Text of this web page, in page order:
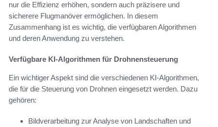
nur die Effizienz erhöhen, sondern auch präzisere und
sicherere Flugmanöver ermöglichen. In diesem
Zusammenhang ist es wichtig, die verfügbaren Algorithmen
und deren Anwendung zu verstehen.
Verfügbare KI-Algorithmen für Drohnensteuerung
Ein wichtiger Aspekt sind die verschiedenen KI-Algorithmen,
die für die Steuerung von Drohnen eingesetzt werden. Dazu
gehören:
Bildverarbeitung zur Analyse von Landschaften und